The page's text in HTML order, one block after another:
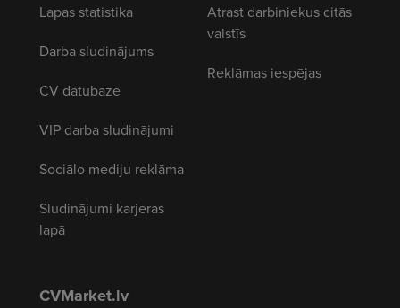
Lapas statistika
Darba sludinājums
CV datubāze
VIP darba sludinājumi
Sociālo mediju reklāma
Sludinājumi karjeras
lapā
Atrast darbiniekus citās
valstīs
Reklāmas iespējas
CVMarket.lv